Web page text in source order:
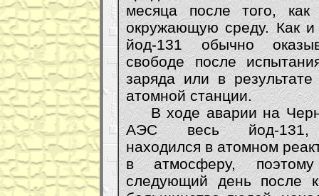
месяца после того, как
окружающую среду. Как и
йод-131 обычно
свободе после
заряда или в
атомной станции.
В ходе аварии на
АЭС весь йод-131,
находился в атомном
в атмосферу,
следующий день после